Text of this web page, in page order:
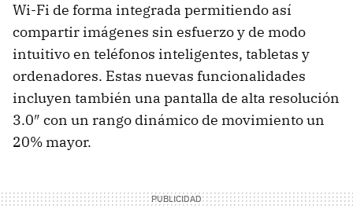
Wi-Fi de forma integrada permitiendo así
compartir imágenes sin esfuerzo y de modo
intuitivo en teléfonos inteligentes, tabletas y
ordenadores. Estas nuevas funcionalidades
incluyen también una pantalla de alta resolución
3.0″ con un rango dinámico de movimiento un
20% mayor.